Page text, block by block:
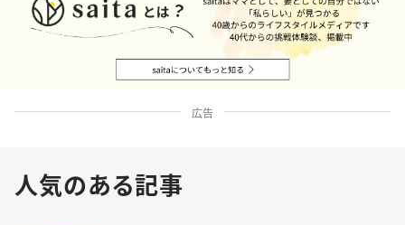
広告
人気のある記事